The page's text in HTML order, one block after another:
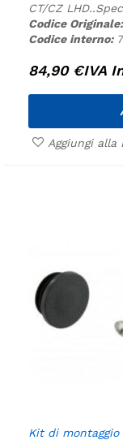
CT/CZ LHD..
Codice Originale:
Codice interno:
84,90 €IVA
Aggiungi alla
Kit di